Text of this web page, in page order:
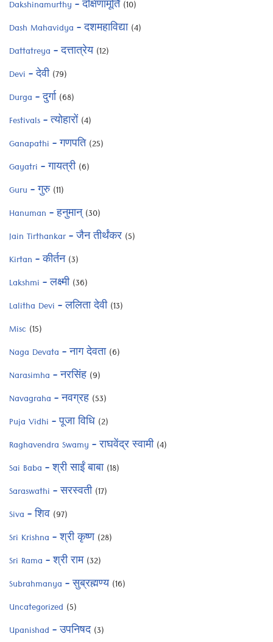
Dakshinamurthy – दक्षिणामूर्ति(10)
Dash Mahavidya – दशमहाविद्या(4)
Dattatreya – दत्तात्रेय(12)
Devi – देवी(79)
Durga – दुर्गा(68)
Festivals – त्योहारों(4)
Ganapathi – गणपति(25)
Gayatri – गायत्री(6)
Guru – गुरु(11)
Hanuman – हनुमान्(30)
Jain Tirthankar – जैन तीर्थंकर (5)
Kirtan – कीर्तन(3)
Lakshmi – लक्ष्मी(36)
Lalitha Devi – ललिता देवी(13)
Misc (15)
Naga Devata – नाग देवता(6)
Narasimha – नरसिंह (9)
Navagraha – नवग्रह (53)
Puja Vidhi – पूजा विधि (2)
Raghavendra Swamy – राघवेंद्र स्वामी(4)
Sai Baba – श्री साईं बाबा(18)
Saraswathi – सरस्वती(17)
Siva – शिव (97)
Sri Krishna – श्री कृष्ण(28)
Sri Rama – श्री राम(32)
Subrahmanya – सुब्रह्मण्य(16)
Uncategorized (5)
Upanishad – उपनिषद(3)